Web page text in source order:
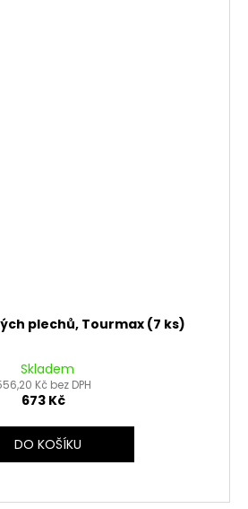
plechů, Tourmax (7 ks)
Skladem
Kč bez DPH
673 Kč
DO KOŠÍKU